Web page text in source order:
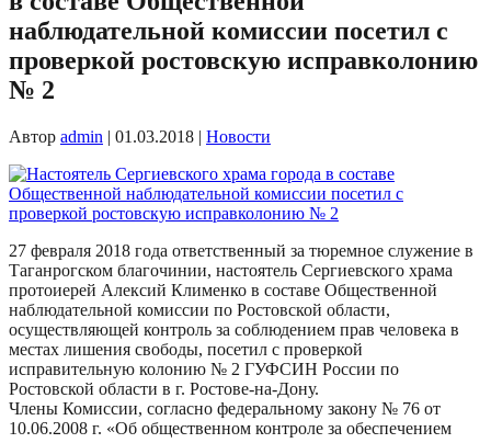
наблюдательной комиссии посетил с
проверкой ростовскую исправколонию
№ 2
Автор admin | 01.03.2018 | Новости
27 февраля 2018 года ответственный за тюремное служение в
Таганрогском благочинии, настоятель Сергиевского храма
протоиерей Алексий Клименко в составе Общественной
наблюдательной комиссии по Ростовской области,
осуществляющей контроль за соблюдением прав человека в
местах лишения свободы, посетил с проверкой
исправительную колонию № 2 ГУФСИН России по
Ростовской области в г. Ростове-на-Дону.
Члены Комиссии, согласно федеральному закону № 76 от
10.06.2008 г. «Об общественном контроле за обеспечением